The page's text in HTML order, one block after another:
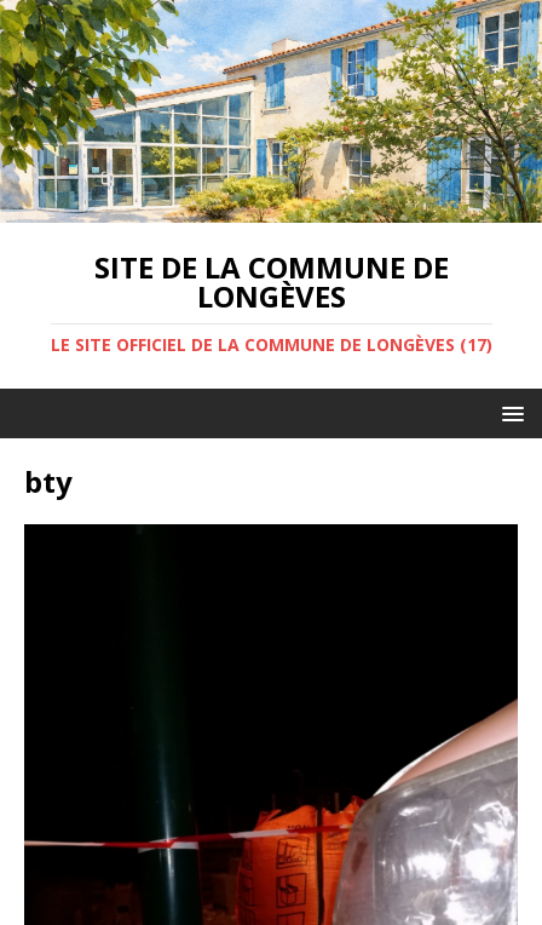
SITE DE LA COMMUNE DE
LONGÈVES
LE SITE OFFICIEL DE LA COMMUNE DE LONGÈVES (17)
bty